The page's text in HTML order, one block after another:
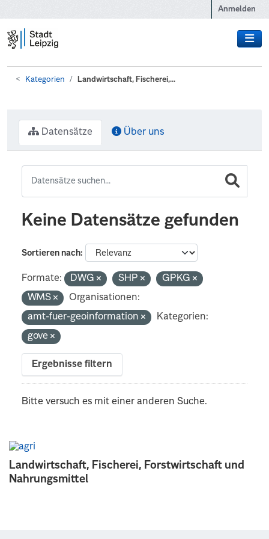
Anmelden
Kategorien Landwirtschaft, Fischerei,...
Landwirtschaft, Fischerei, Forstwirtschaft und
Nahrungsmittel
Datensätze Über uns
Keine Datensätze gefunden
Sortieren nach
Formate: DWG SHP
GPKG
WMS
Organisationen:
amt-fuer-geoinformation
Kategorien:
gove
Ergebnisse filtern
Bitte versuch es mit einer anderen Suche.